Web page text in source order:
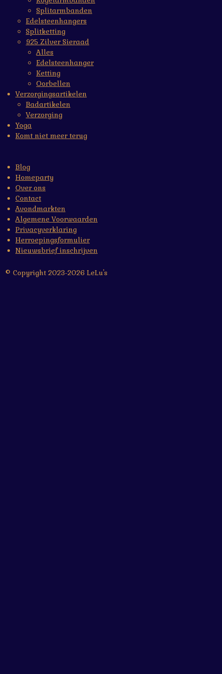
Splitarmbanden
Edelsteenhangers
Splitketting
925 Zilver Sieraad
Alles
Edelsteenhanger
Ketting
Oorbellen
Verzorgingsartikelen
Badartikelen
Verzorging
Yoga
Komt niet meer terug
Blog
Homeparty
Over ons
Contact
Avondmarkten
Algemene Voorwaarden
Privacyverklaring
Herroepingsformulier
Nieuwsbrief inschrijven
© Copyright 2023-2026 LeLu's